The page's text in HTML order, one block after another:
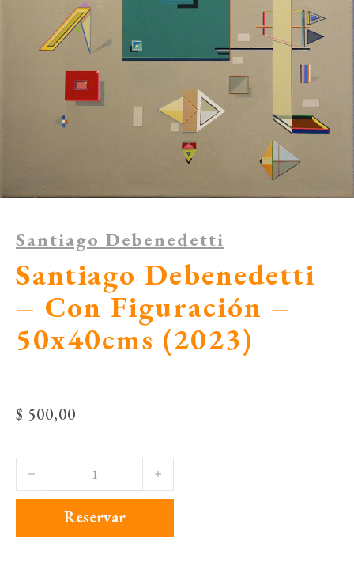
Santiago Debenedetti
Santiago Debenedetti
– Con Figuración –
50x40cms (2023)
$ 500,00
Santiago Debenedetti - Con Figuración - 50x40cms
Reservar